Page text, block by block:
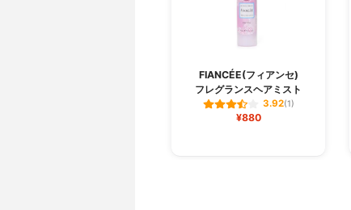
FIANCÉE(フィアンセ)
フレグランスヘアミスト
3.92(1)
¥880